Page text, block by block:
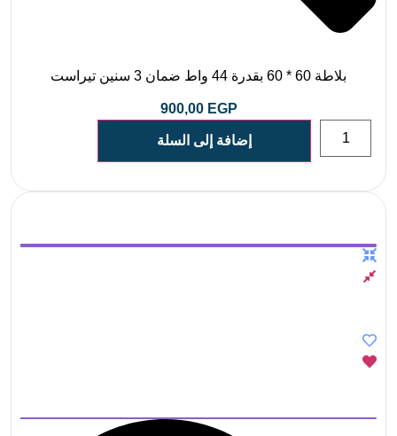
بلاطة 60 * 60 بقدرة 44 واط ضمان 3 سنين تيراست
900,00 EGP
إضافة إلى السلة